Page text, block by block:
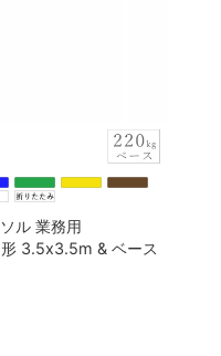
ル 業務用
3.5x3.5m & ベース
ト（本体カバー付き）